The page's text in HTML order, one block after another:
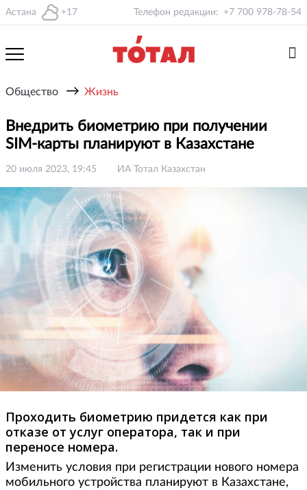
Астана +17 Телефон редакции: +7 700 978-78-54
Общество → Жизнь
Внедрить биометрию при получении
SIM-карты планируют в Казахстане
20 июля 2023, 19:45 ИА Тотал Казахстан
Проходить биометрию придется как при
отказе от услуг оператора, так и при
переносе номера.
Изменить условия при регистрации нового номера
мобильного устройства планируют в Казахстане,